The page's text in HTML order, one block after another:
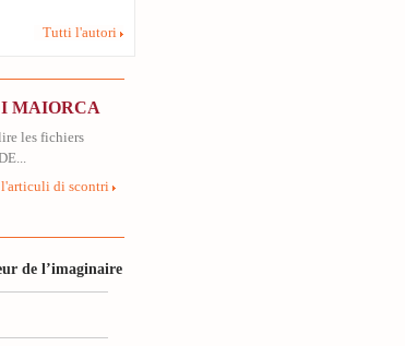
Tutti l'autori
MAIORCA
les fichiers
di scontri
de l’imaginaire